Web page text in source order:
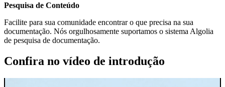
Pesquisa de Conteúdo
Facilite para sua comunidade encontrar o que precisa na sua
documentação. Nós orgulhosamente suportamos o sistema Algolia
de pesquisa de documentação.
Confira no vídeo de introdução